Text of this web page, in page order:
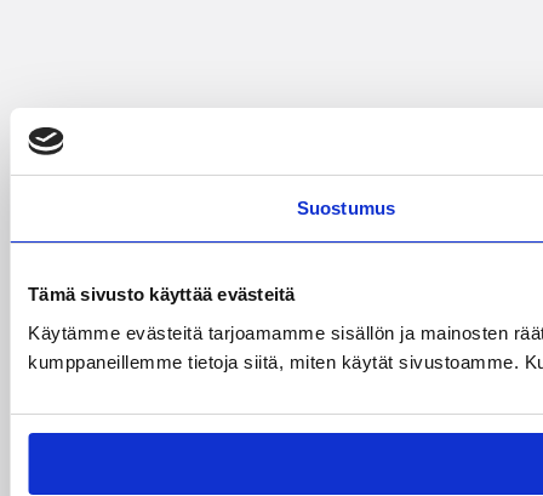
Suostumus
Tämä sivusto käyttää evästeitä
Käytämme evästeitä tarjoamamme sisällön ja mainosten
kumppaneillemme tietoja siitä, miten käytät sivustoamme.